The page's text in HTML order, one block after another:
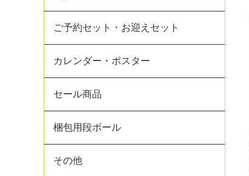
ご予約セット・お迎えセット
カレンダー・ポスター
セール商品
梱包用段ボール
その他